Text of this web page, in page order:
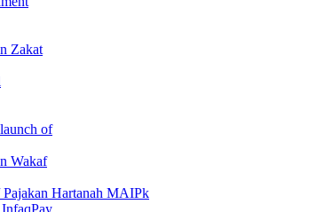
Zakat
of
Wakaf
Pajakan Hartanah MAIPk